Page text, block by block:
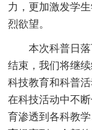
力，更加激发学
烈欲望。
本次科普日
结束，我们将继
科技教育和科普
在科技活动中不
育渗透到各科教